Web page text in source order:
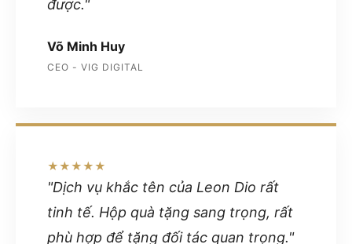
được."
Võ Minh Huy
CEO - VIG DIGITAL
★★★★★
"Dịch vụ khắc tên của Leon Dio rất
tinh tế. Hộp quà tặng sang trọng, rất
phù hợp để tặng đối tác quan trọng."